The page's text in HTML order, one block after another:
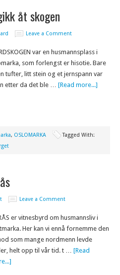
åt skogen
Leave a Comment
var en husmannsplass i
som forlengst er hisotie. Bare
tufter, litt stein og et jernspann var
etter da det ble … [Read more...]
, OSLOMARKA
Tagged With:
Leave a Comment
er vitnesbyrd om husmannsliv i
Her kan vi ennå fornemme den
som mange nordmenn levde
helt opp til vår tid. t … [Read